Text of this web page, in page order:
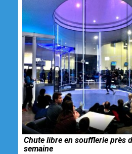
Chute libre en soufflerie près
semaine